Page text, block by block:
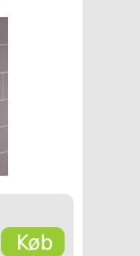
Køb